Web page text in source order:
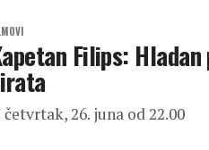
Filips:
četvrtak, 26. juna od 22.00